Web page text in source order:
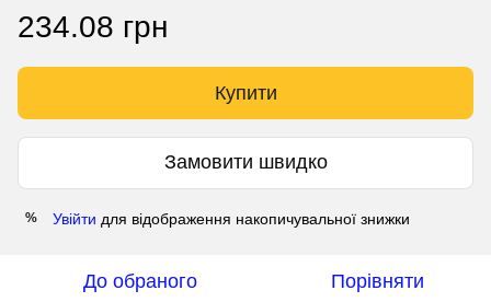
234.08 грн
Купити
Замовити швидко
% Увійти для відображення накопичувальної знижки
До обраного Порівняти